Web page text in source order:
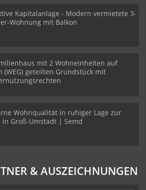
Kapitalanlage - Modern vermietete 3-
Wohnung mit Balkon
mit 2 Wohneinheiten auf
(WEG) geteilten Grundstück mit
Wohnqualität in ruhiger Lage zur
in Groß-Umstadt | Semd
& AUSZEICHNUNGEN